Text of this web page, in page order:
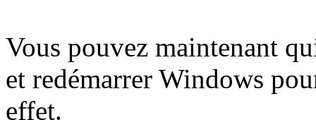
Vous pouvez maintenant
et redémarrer Windows
effet.